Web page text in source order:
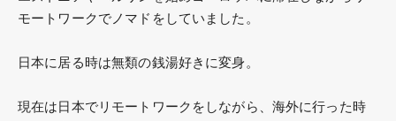
モートワークでノマドをしていました。
日本に居る時は無類の銭湯好きに変身。
現在は日本でリモートワークをしながら、海外に行った時